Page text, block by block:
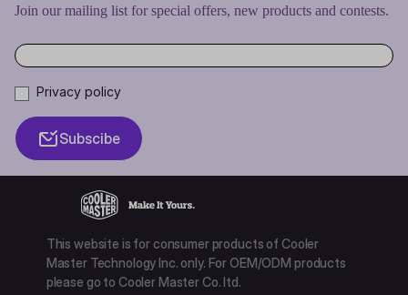
Join our mailing list for special offers, new products and contests.
Privacy policy
Subscibe
This website is for consumer products of Cooler
Master Technology Inc. only. For OEM/ODM products
please go to Cooler Master Co. ltd.